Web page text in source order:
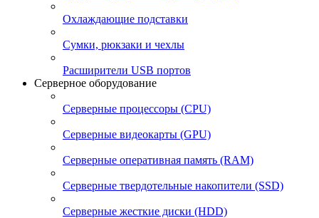
Охлаждающие подставки
Сумки, рюкзаки и чехлы
Расширители USB портов
Серверное оборудование
Серверные процессоры (CPU)
Серверные видеокарты (GPU)
Серверные оперативная память (RAM)
Серверные твердотельные накопители (SSD)
Серверные жесткие диски (HDD)